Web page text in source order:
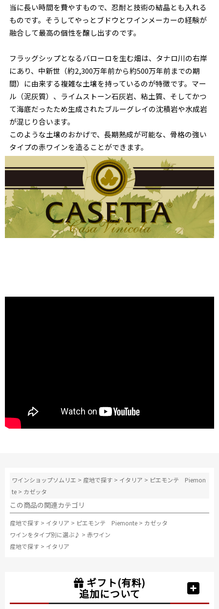
当に長い時間を費やすもので、忍耐と技術の結晶とも入れる
ものです。そうしてやっとブドウとワインメーカーの経験が
融合して最高の個性を醸し出すのです。
フラッグシップとなるバローロを生む畑は、タナロ川の右岸
にあり、中新世（約2,300万年前から約500万年前までの期
間）に由来する複雑な土壌を持っているのが特徴です。マー
ル（泥灰質）、ライムストーン石灰岩、粘土質、そしてかつ
て海底だったため生成されたブルーグレイの沈積岩や水成岩
が混じり合います。
このような土壌のおかげで、長期熟成が可能な、骨格の強い
タイプの赤ワインを造ることができます。
ワインショップソムリエ > 産地で探す > イタリア > ピエモンテ Piemon
te > カゼッタ
この商品の関連カテゴリ
産地で探す > イタリア > ピエモンテ Piemonte > カゼッタ
ワインをタイプ別に選ぶ♪ > 赤ワイン
産地で探す > イタリア
ギフト(有料)
追加について